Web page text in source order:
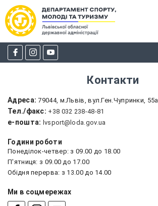
Контакти
Адреса: 79044, м.Львів, вул.Ген.Чупринки, 55а
Тел./факс: +38 032 238-48-81
e-пошта: lvsport@loda.gov.ua
Години роботи
Понеділок-четвер: з 09.00 до 18.00
П'ятниця: з 09.00 до 17.00
Обідня перерва: з 13.00 до 14.00
Ми в соцмережах